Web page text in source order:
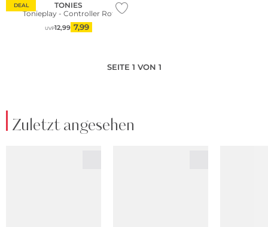
DEAL
TONIES
Tonieplay - Controller Rot
UVP12,99 7,99
SEITE 1 VON 1
Zuletzt angesehen